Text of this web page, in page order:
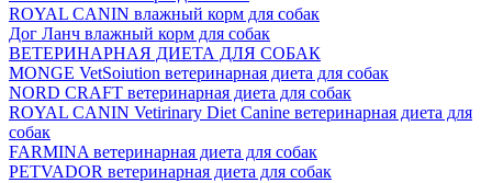
ROYAL CANIN влажный корм для собак
Дог Ланч влажный корм для собак
ВЕТЕРИНАРНАЯ ДИЕТА ДЛЯ СОБАК
MONGE VetSoiution ветеринарная диета для собак
NORD CRAFT ветеринарная диета для собак
ROYAL CANIN Vetirinary Diet Canine ветеринарная диета для
собак
FARMINA ветеринарная диета для собак
PETVADOR ветеринарная диета для собак